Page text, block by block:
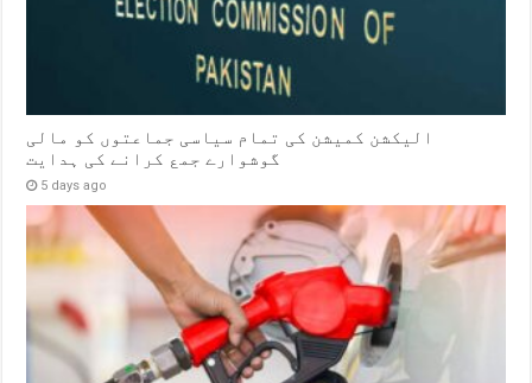
الیکشن کمیشن کی تمام سیاسی جماعتوں کو مالی
گوشوارے جمع کرانے کی ہدایت
5 days ago